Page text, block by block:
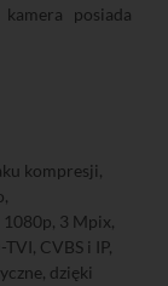
posiada
kompresji,
3 Mpix,
CVBS i IP,
dzięki